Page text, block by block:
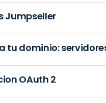
Jumpseller
tu dominio:
OAuth 2